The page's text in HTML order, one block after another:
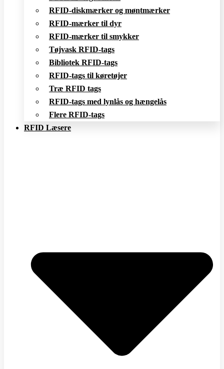
RFID-diskmærker og møntmærker
RFID-mærker til dyr
RFID-mærker til smykker
Tøjvask RFID-tags
Bibliotek RFID-tags
RFID-tags til køretøjer
Træ RFID tags
RFID-tags med lynlås og hængelås
Flere RFID-tags
RFID Læsere